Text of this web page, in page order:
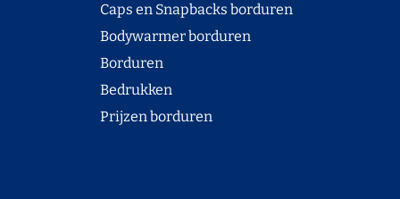
Caps en Snapbacks borduren
Bodywarmer borduren
Borduren
Bedrukken
Prijzen borduren